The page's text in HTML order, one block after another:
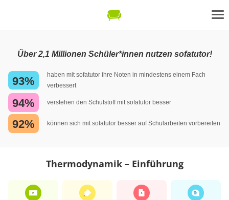
Über 2,1 Millionen Schüler*innen nutzen sofatutor!
93%
haben mit sofatutor ihre Noten in mindestens einem Fach
verbessert
94% verstehen den Schulstoff mit sofatutor besser
92% können sich mit sofatutor besser auf Schularbeiten vorbereiten
Thermodynamik – Einführung